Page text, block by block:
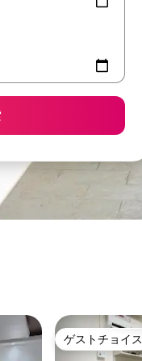
ゲストチョイス
ゲストチョイス